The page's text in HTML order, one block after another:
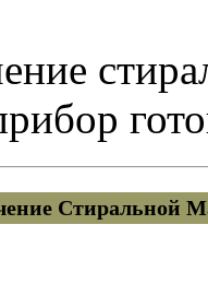
Стиральной